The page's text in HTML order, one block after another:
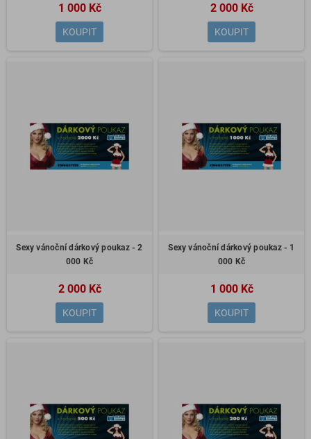
1 000 Kč
KOUPIT
2 000 Kč
KOUPIT
Sexy vánoční dárkový poukaz - 2
000 Kč
2 000 Kč
KOUPIT
Sexy vánoční dárkový poukaz - 1
000 Kč
1 000 Kč
KOUPIT